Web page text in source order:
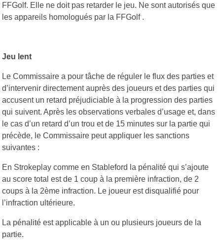
FFGolf. Elle ne doit pas retarder le jeu. Ne sont autorisés que
les appareils homologués par la FFGolf .
Jeu lent
Le Commissaire a pour tâche de réguler le flux des parties et
d’intervenir directement auprès des joueurs et des parties qui
accusent un retard préjudiciable à la progression des parties
qui suivent. Après les observations verbales d’usage et, dans
le cas d’un retard d’un trou et de 15 minutes sur la partie qui
précède, le Commissaire peut appliquer les sanctions
suivantes :
En Strokeplay comme en Stableford la pénalité qui s’ajoute
au score total est de 1 coup à la première infraction, de 2
coups à la 2ème infraction. Le joueur est disqualifié pour
l’infraction ultérieure.
La pénalité est applicable à un ou plusieurs joueurs de la
partie.